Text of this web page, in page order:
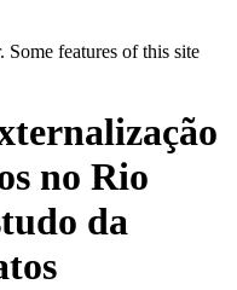
features of this site
no Rio
da